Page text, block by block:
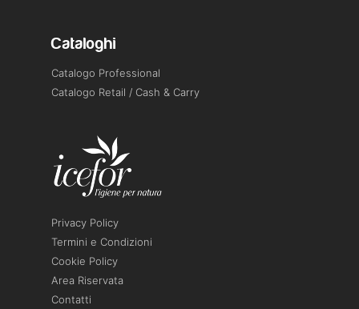
Cataloghi
Catalogo Professional
Catalogo Retail / Cash & Carry
Privacy Policy
Termini e Condizioni
Cookie Policy
Area Riservata
Contatti